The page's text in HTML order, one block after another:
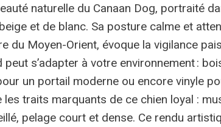
naturelle du Canaan Dog, portraité
et de blanc. Sa posture calme et
du Moyen-Orient, évoque la vigilance
peut s’adapter à votre environnement :
un portail moderne ou encore vinyle
les traits marquants de ce chien loyal :
pelage court et dense. Ce rendu